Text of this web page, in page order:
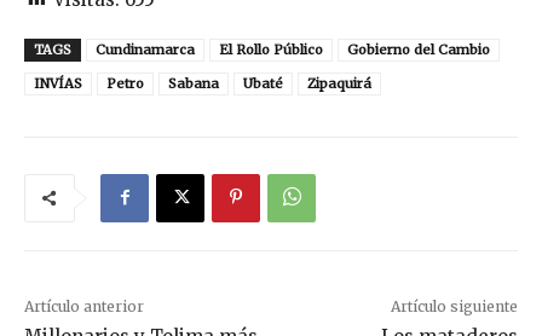
TAGS Cundinamarca El Rollo Público
Gobierno del Cambio
INVÍAS
Petro Sabana Ubaté Zipaquirá
Artículo anterior Artículo siguiente